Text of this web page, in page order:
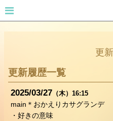
更
更新履歴一覧
2025 03 27 （木） 16:15
main＊おかえりカサグランデ
・好きの意味